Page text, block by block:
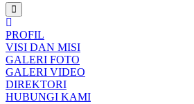
PROFIL
VISI DAN MISI
GALERI FOTO
GALERI VIDEO
DIREKTORI
HUBUNGI KAMI